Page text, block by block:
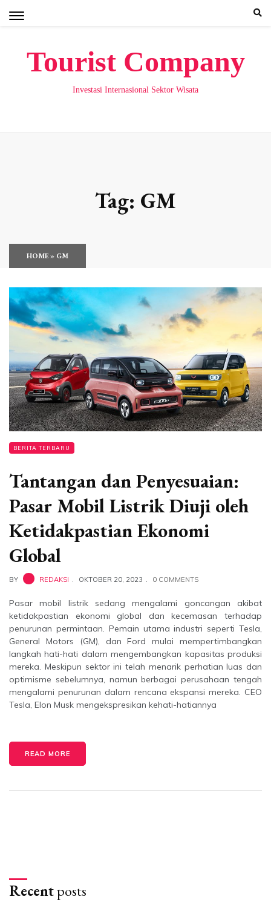
Tourist Company
Investasi Internasional Sektor Wisata
Tag: GM
HOME» GM
BERITA TERBARU
Tantangan dan Penyesuaian:
Pasar Mobil Listrik Diuji oleh
Ketidakpastian Ekonomi
Global
BY REDAKSI OKTOBER 20, 2023 0 COMMENTS
Pasar mobil listrik sedang mengalami goncangan akibat
ketidakpastian ekonomi global dan kecemasan terhadap
penurunan permintaan. Pemain utama industri seperti Tesla,
General Motors (GM), dan Ford mulai mempertimbangkan
langkah hati-hati dalam mengembangkan kapasitas produksi
mereka. Meskipun sektor ini telah menarik perhatian luas dan
optimisme sebelumnya, namun berbagai perusahaan tengah
mengalami penurunan dalam rencana ekspansi mereka. CEO
Tesla, Elon Musk mengekspresikan kehati-hatiannya
READ MORE
Recentposts